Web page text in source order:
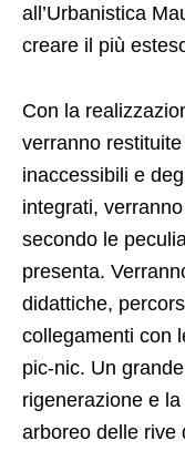
all’Urbanistica
creare il più
Con la
verranno
inaccessibili e
integrati,
secondo le
presenta.
didattiche,
collegamenti con
pic-nic. Un
rigenerazione e
arboreo delle rive